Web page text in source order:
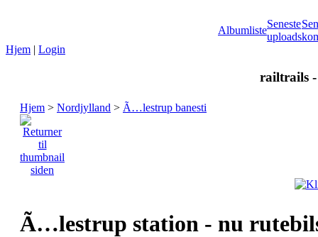
Albumliste
Seneste
uploads
Hjem | Login
railtrails
Hjem > Nordjylland > Ã…lestrup banesti
Ã…lestrup station - nu